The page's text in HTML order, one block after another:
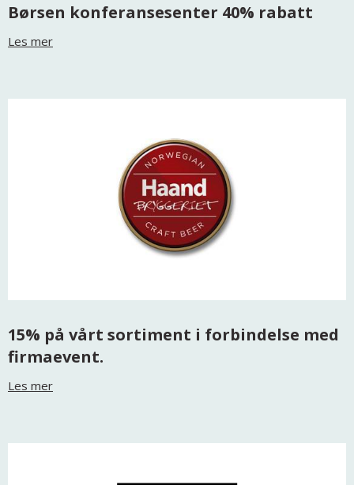
Børsen konferansesenter 40% rabatt
Les mer
15% på vårt sortiment i forbindelse med
firmaevent.
Les mer